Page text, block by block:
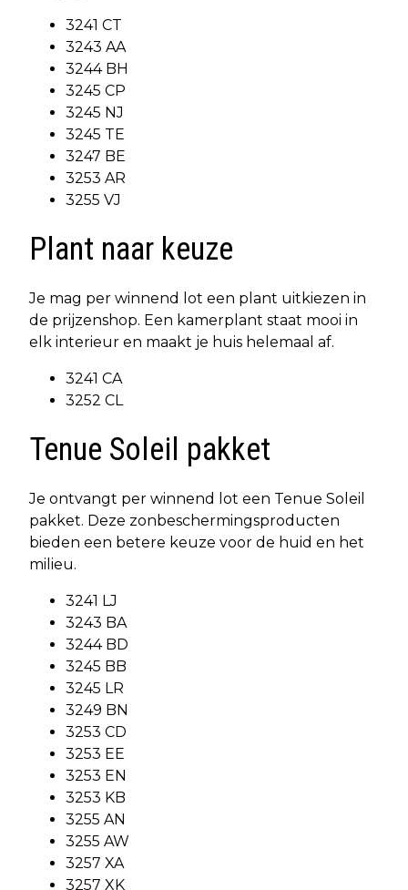
3241 CT
3243 AA
3244 BH
3245 CP
3245 NJ
3245 TE
3247 BE
3253 AR
3255 VJ
Plant naar keuze
Je mag per winnend lot een plant uitkiezen in
de prijzenshop. Een kamerplant staat mooi in
elk interieur en maakt je huis helemaal af.
3241 CA
3252 CL
Tenue Soleil pakket
Je ontvangt per winnend lot een Tenue Soleil
pakket. Deze zonbeschermingsproducten
bieden een betere keuze voor de huid en het
milieu.
3241 LJ
3243 BA
3244 BD
3245 BB
3245 LR
3249 BN
3253 CD
3253 EE
3253 EN
3253 KB
3255 AN
3255 AW
3257 XA
3257 XK